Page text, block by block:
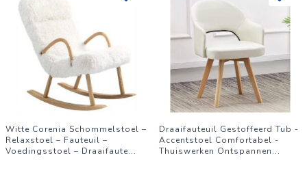
Witte Corenia Schommelstoel –
Relaxstoel – Fauteuil –
Voedingsstoel – Draaifaute...
Draaifauteuil Gestoffeerd Tub -
Accentstoel Comfortabel -
Thuiswerken Ontspannen...